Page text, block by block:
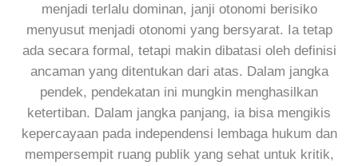
menjadi terlalu dominan, janji otonomi berisiko
menyusut menjadi otonomi yang bersyarat. Ia tetap
ada secara formal, tetapi makin dibatasi oleh definisi
ancaman yang ditentukan dari atas. Dalam jangka
pendek, pendekatan ini mungkin menghasilkan
ketertiban. Dalam jangka panjang, ia bisa mengikis
kepercayaan pada independensi lembaga hukum dan
mempersempit ruang publik yang sehat untuk kritik,